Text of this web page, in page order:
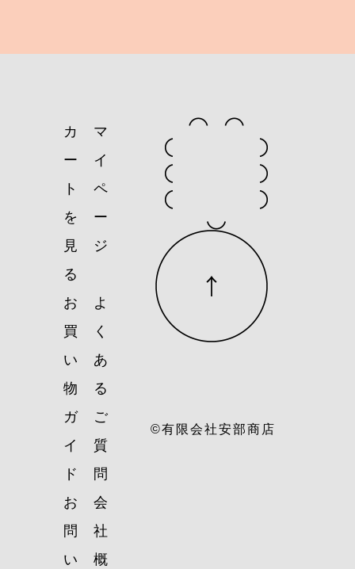
カ
ー
ト
を
見
る
マ
イ
ペ
ー
ジ
お
買
い
物
ガ
イ
ド
よ
く
あ
る
ご
質
問
お
問
い
会
社
概
©有限会社安部商店